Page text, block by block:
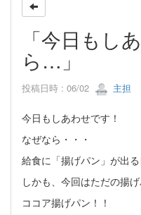
「今日もし
ら…」
投稿日時 : 06/02 主担
今日もしあわせです！
なぜなら・・・
給食に「揚げパン」が出る
しかも、今回はただの揚
ココア揚げパン！！